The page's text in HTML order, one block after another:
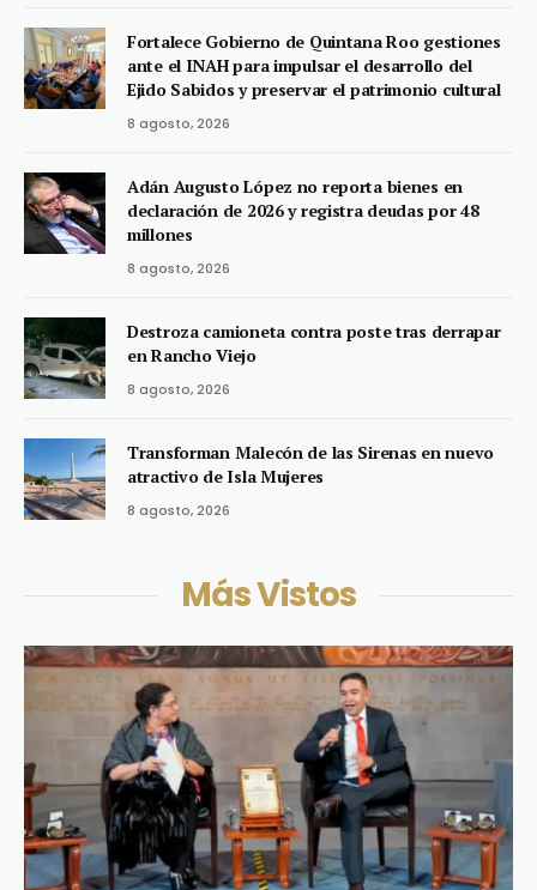
Fortalece Gobierno de Quintana Roo gestiones
ante el INAH para impulsar el desarrollo del
Ejido Sabidos y preservar el patrimonio cultural
8 agosto, 2026
Adán Augusto López no reporta bienes en
declaración de 2026 y registra deudas por 48
millones
8 agosto, 2026
Destroza camioneta contra poste tras derrapar
en Rancho Viejo
8 agosto, 2026
Transforman Malecón de las Sirenas en nuevo
atractivo de Isla Mujeres
8 agosto, 2026
Más Vistos